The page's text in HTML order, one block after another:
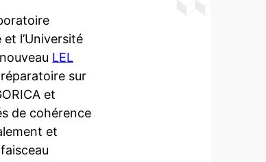
l’Université
LEL
sur
et
de cohérence
et